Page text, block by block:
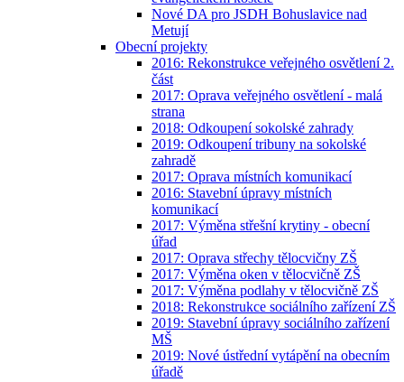
Nové DA pro JSDH Bohuslavice nad
Metují
Obecní projekty
2016: Rekonstrukce veřejného osvětlení 2.
část
2017: Oprava veřejného osvětlení - malá
strana
2018: Odkoupení sokolské zahrady
2019: Odkoupení tribuny na sokolské
zahradě
2017: Oprava místních komunikací
2016: Stavební úpravy místních
komunikací
2017: Výměna střešní krytiny - obecní
úřad
2017: Oprava střechy tělocvičny ZŠ
2017: Výměna oken v tělocvičně ZŠ
2017: Výměna podlahy v tělocvičně ZŠ
2018: Rekonstrukce sociálního zařízení ZŠ
2019: Stavební úpravy sociálního zařízení
MŠ
2019: Nové ústřední vytápění na obecním
úřadě